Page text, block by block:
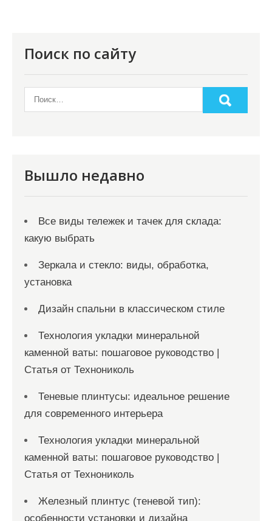
м
Поиск по сайту
Вышло недавно
Все виды тележек и тачек для склада:
какую выбрать
Зеркала и стекло: виды, обработка,
установка
Дизайн спальни в классическом стиле
Технология укладки минеральной
каменной ваты: пошаговое руководство |
Статья от Технониколь
Теневые плинтусы: идеальное решение
для современного интерьера
Технология укладки минеральной
каменной ваты: пошаговое руководство |
Статья от Технониколь
Железный плинтус (теневой тип):
особенности установки и дизайна